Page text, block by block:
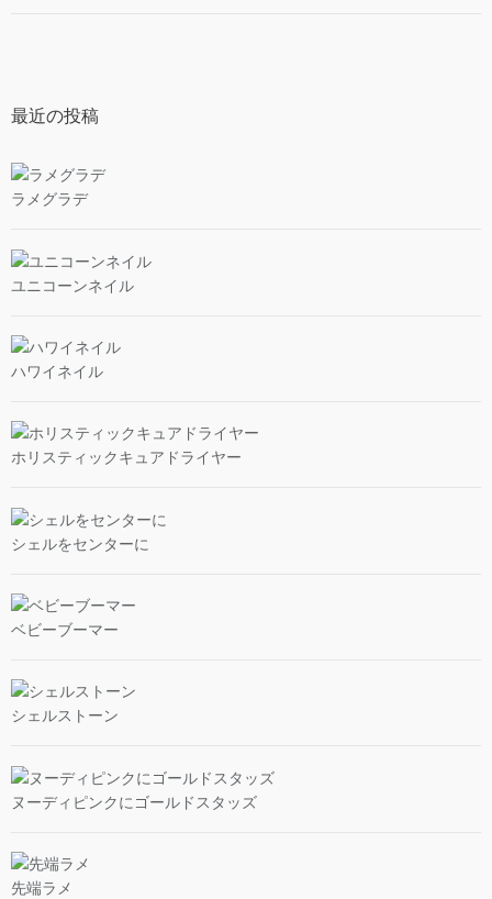
最近の投稿
ラメグラデ
ユニコーンネイル
ハワイネイル
ホリスティックキュアドライヤー
シェルをセンターに
ベビーブーマー
シェルストーン
ヌーディピンクにゴールドスタッズ
先端ラメ